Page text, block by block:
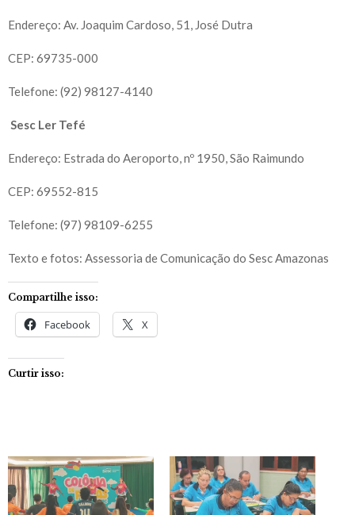
Endereço: Av. Joaquim Cardoso, 51, José Dutra
CEP: 69735-000
Telefone: (92) 98127-4140
Sesc Ler Tefé
Endereço: Estrada do Aeroporto, nº 1950, São Raimundo
CEP: 69552-815
Telefone: (97) 98109-6255
Texto e fotos: Assessoria de Comunicação do Sesc Amazonas
Compartilhe isso:
Facebook X
Curtir isso: